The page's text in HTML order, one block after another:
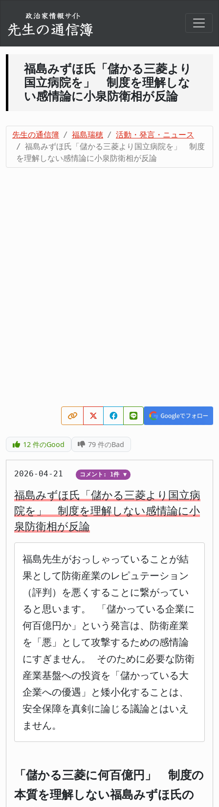
福島みずほ氏「儲かる三菱より
国立病院を」 制度を理解しな
い感情論に小泉防衛相が反論
先生の通信簿 福島瑞穂
活動・発言・ニュース
福島みずほ氏「儲かる三菱より国立病院を」 制度
を理解しない感情論に小泉防衛相が反論
12 件のGood 79 件のBad
2026-04-21 コメント: 1件 ▼
福島みずほ氏「儲かる三菱より国立病
院を」 制度を理解しない感情論に小
泉防衛相が反論
福島先生がおっしゃっていることが結
果として防衛産業のレピュテーション
（評判）を悪くすることに繋がってい
ると思います。 「儲かっている企業に
何百億円か」という発言は、防衛産業
を「悪」として攻撃するための感情論
にすぎません。 そのために必要な防衛
産業基盤への投資を「儲かっている大
企業への優遇」と矮小化することは、
安全保障を真剣に論じる議論とはいえ
ません。
「儲かる三菱に何百億円」 制度の
本質を理解しない福島みずほ氏の